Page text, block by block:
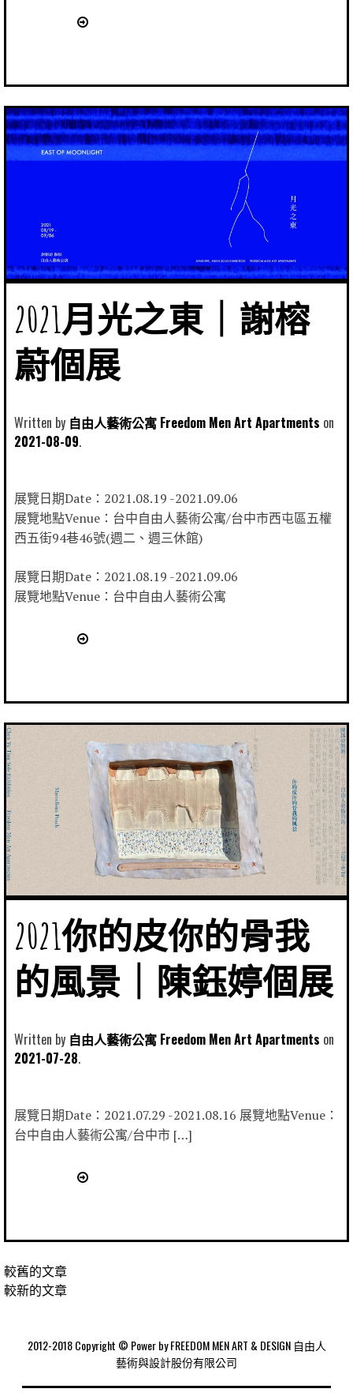
2021月光之東｜謝榕
蔚個展
Written by 自由人藝術公寓 Freedom Men Art Apartments
2021-08-09
展覽日期Date：2021.08.19 -2021.09.06
展覽地點Venue：台中自由人藝術公寓/台中市西屯區五權
西五街94巷46號(週二、週三休館)
展覽日期Date：2021.08.19 -2021.09.06
展覽地點Venue：台中自由人藝術公寓
2021你的皮你的骨我
的風景｜陳鈺婷個展
Written by 自由人藝術公寓 Freedom Men Art Apartments
2021-07-28
展覽日期Date：2021.07.29 -2021.08.16 展覽地點Venue：
台中自由人藝術公寓/台中市 […]
較舊的文章
較新的文章
2012-2018 Copyright © Power by FREEDOM MEN ART & DESIGN 自由人
藝術與設計股份有限公司